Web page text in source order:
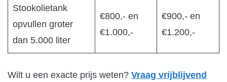
Stookolietank
opvullen groter
dan 5.000 liter
€800,- en
€1.000,-
€900,- en
€1.200,-
Wilt u een exacte prijs weten? Vraag vrijblijvend